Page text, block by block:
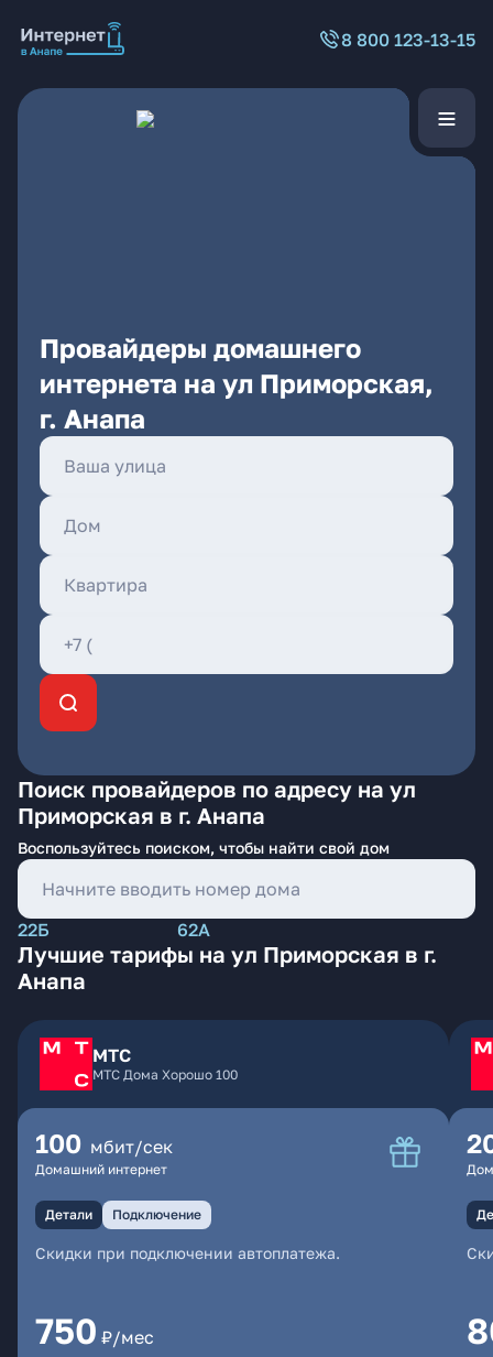
8 800 123-13-15
Провайдеры домашнего
интернета на ул Приморская,
г. Анапа
Поиск провайдеров по адресу на ул
Приморская в г. Анапа
Воспользуйтесь поиском, чтобы найти свой дом
22Б 62А
Лучшие тарифы на ул Приморская в г.
Анапа
МТС
МТС Дома Хорошо 100
100 мбит/сек
Домашний интернет
Детали Подключение
Скидки при подключении автоплатежа.
750 ₽/мес